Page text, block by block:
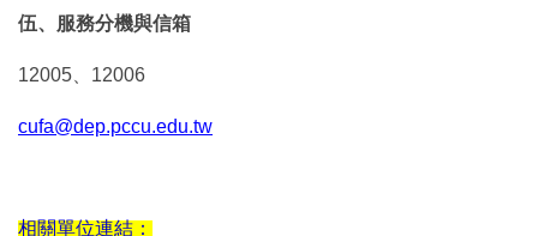
伍、服務分機與信箱
12005、12006
cufa@dep.pccu.edu.tw
相關單位連結：